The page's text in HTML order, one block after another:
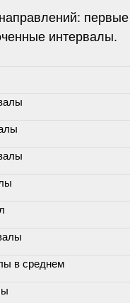
интервалы.
в среднем